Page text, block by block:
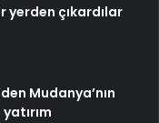
yerden çıkardılar
Mudanya’nın